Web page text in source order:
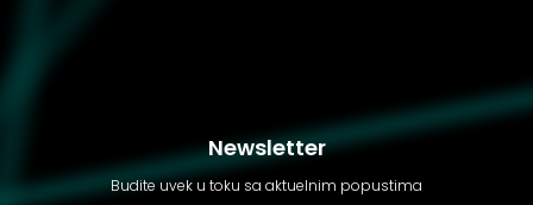
Newsletter
Budite uvek u toku sa aktuelnim popustima